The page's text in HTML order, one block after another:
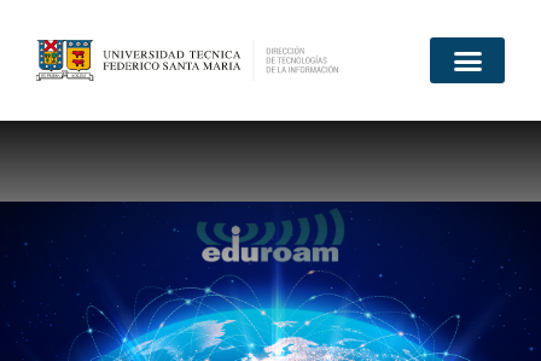
Quiénes somos
Servicios
Proyectos